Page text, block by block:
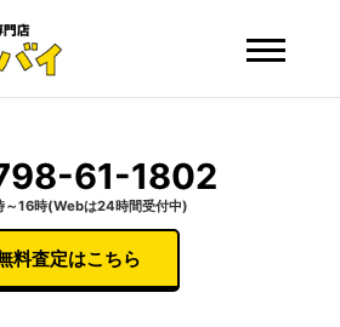
61-1802
～16時(Webは24時間受付中)
料査定はこちら